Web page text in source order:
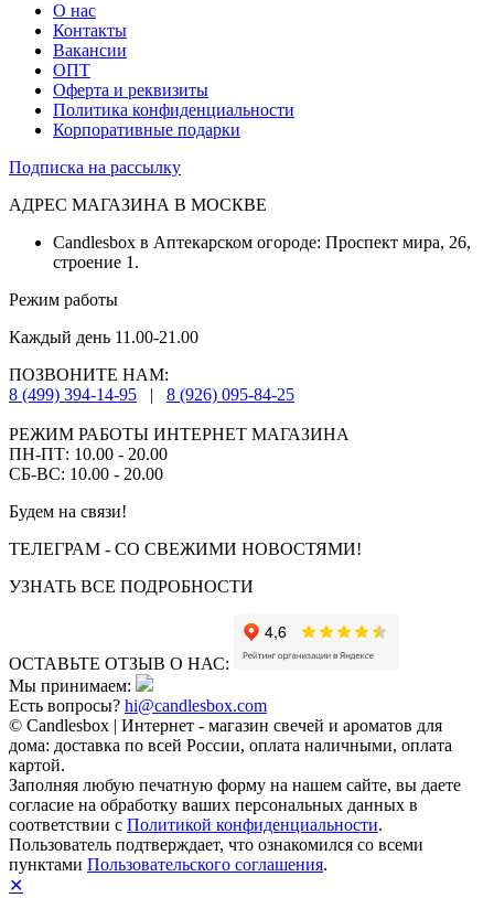
О нас
Контакты
Вакансии
ОПТ
Оферта и реквизиты
Политика конфиденциальности
Корпоративные подарки
Подписка на рассылку
АДРЕС МАГАЗИНА В МОСКВЕ
Candlesbox в Аптекарском огороде: Проспект мира, 26,
строение 1.
Режим работы
Каждый день 11.00-21.00
ПОЗВОНИТЕ НАМ:
8 (499) 394-14-95
| 8 (926) 095-84-25
РЕЖИМ РАБОТЫ ИНТЕРНЕТ МАГАЗИНА
ПН-ПТ: 10.00 - 20.00
СБ-ВС: 10.00 - 20.00
Будем на связи!
ТЕЛЕГРАМ - СО СВЕЖИМИ НОВОСТЯМИ!
УЗНАТЬ ВСЕ ПОДРОБНОСТИ
ОСТАВЬТЕ ОТЗЫВ О НАС:
Мы принимаем:
Есть вопросы? hi@candlesbox.com
© Candlesbox | Интернет - магазин свечей и ароматов для
дома: доставка по всей России, оплата наличными, оплата
картой.
Заполняя любую печатную форму на нашем сайте, вы даете
согласие на обработку ваших персональных данных в
соответствии с Политикой конфиденциальности.
Пользователь подтверждает, что ознакомился со всеми
пунктами Пользовательского соглашения.
✕